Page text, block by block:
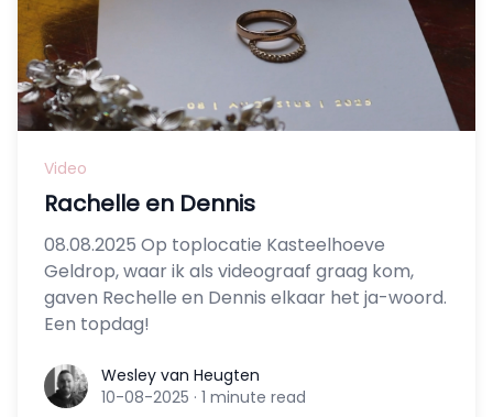
Video
Rachelle en Dennis
08.08.2025 Op toplocatie Kasteelhoeve
Geldrop, waar ik als videograaf graag kom,
gaven Rechelle en Dennis elkaar het ja-woord.
Een topdag!
Wesley van Heugten
Wesley van Heugten
10-08-2025 · 1 minute read